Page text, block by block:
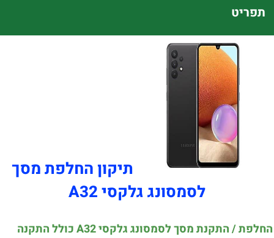
תפריט
תיקון החלפת מסך
לסמסונג גלקסי A32
החלפת / התקנת מסך לסמסונג גלקסי A32 כולל התקנה